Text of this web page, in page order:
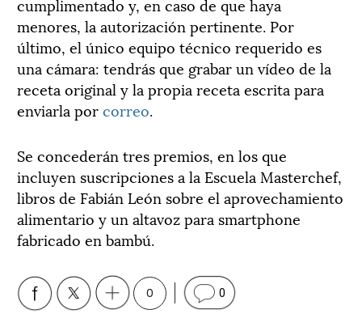
menores, la autorización pertinente. Por
último, el único equipo técnico requerido es
una cámara: tendrás que grabar un vídeo de la
receta original y la propia receta escrita para
enviarla porcorreo.
Se concederán tres premios, en los que
incluyen suscripciones a la Escuela Masterchef,
libros de Fabián León sobre el aprovechamiento
alimentario y un altavoz para smartphone
fabricado en bambú.
0 0